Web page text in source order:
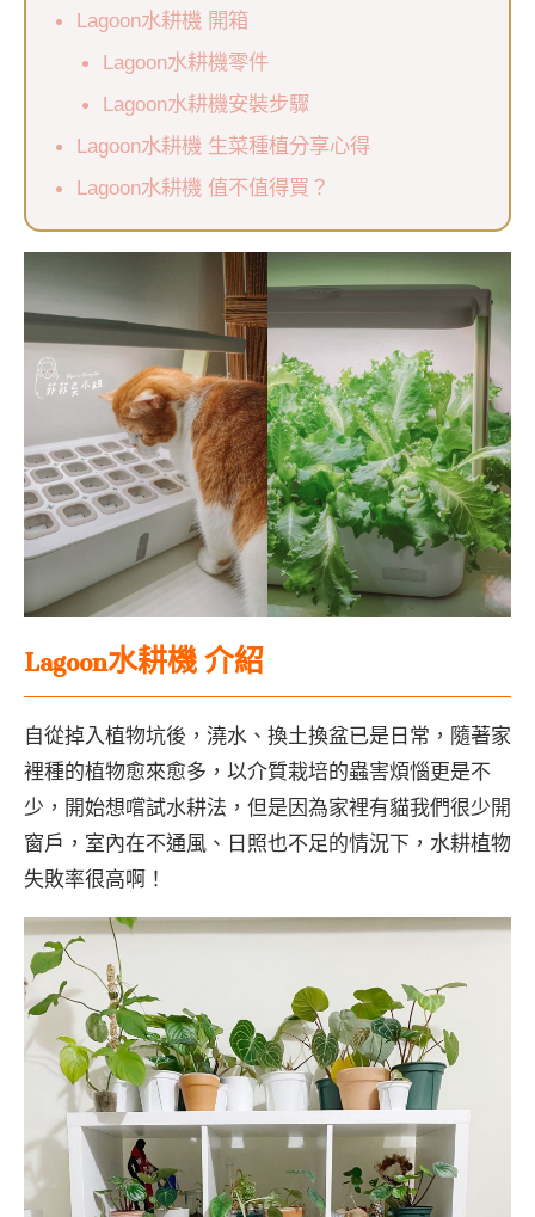
Lagoon水耕機 開箱
Lagoon水耕機零件
Lagoon水耕機安裝步驟
Lagoon水耕機 生菜種植分享心得
Lagoon水耕機 值不值得買？
Lagoon水耕機 介紹
自從掉入植物坑後，澆水、換土換盆已是日常，隨著家
裡種的植物愈來愈多，以介質栽培的蟲害煩惱更是不
少，開始想嚐試水耕法，但是因為家裡有貓我們很少開
窗戶，室內在不通風、日照也不足的情況下，水耕植物
失敗率很高啊！